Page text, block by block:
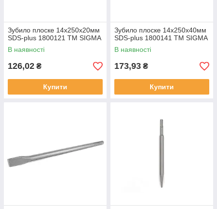
Зубило плоске 14х250х20мм
SDS-plus 1800121 ТМ SIGMA
В наявності
126,02 ₴
Купити
Зубило плоске 14х250х40мм
SDS-plus 1800141 ТМ SIGMA
В наявності
173,93 ₴
Купити